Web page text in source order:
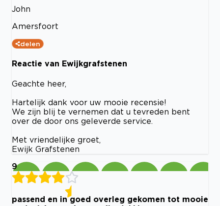
John
Amersfoort
delen
Reactie van Ewijkgrafstenen
Geachte heer,
Hartelijk dank voor uw mooie recensie!
We zijn blij te vernemen dat u tevreden bent
over de door ons geleverde service.
Met vriendelijke groet,
Ewijk Grafstenen
9
passend en in goed overleg gekomen tot mooie